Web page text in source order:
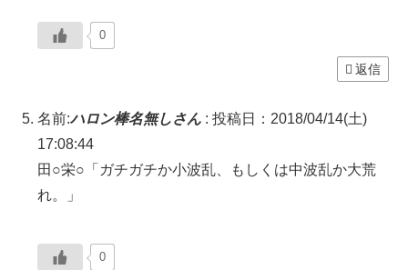
0
返信
名前:ハロン棒名無しさん : 投稿日：2018/04/14(土)
17:08:44
田○栄○「ガチガチか小波乱、もしくは中波乱か大荒
れ。」
0